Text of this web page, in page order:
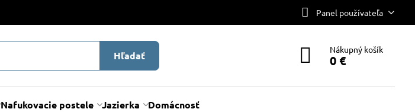
Panel používateľa
Hľadať Nákupný košík
0 €
Nafukovacie postele Jazierka Domácnosť